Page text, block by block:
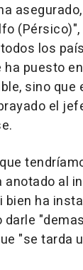
los
puesto
sino que
el
anotado al
bien ha
darle
"se tarda